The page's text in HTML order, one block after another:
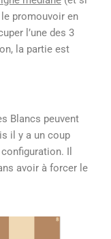
le promouvoir en
l’une des 3
la partie est
Blancs peuvent
il y a un coup
Il
avoir à forcer le